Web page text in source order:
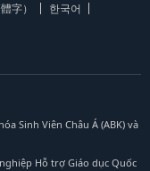
字）
한국어
Sinh Viên Châu Á (ABK) và
Hỗ trợ Giáo dục Quốc